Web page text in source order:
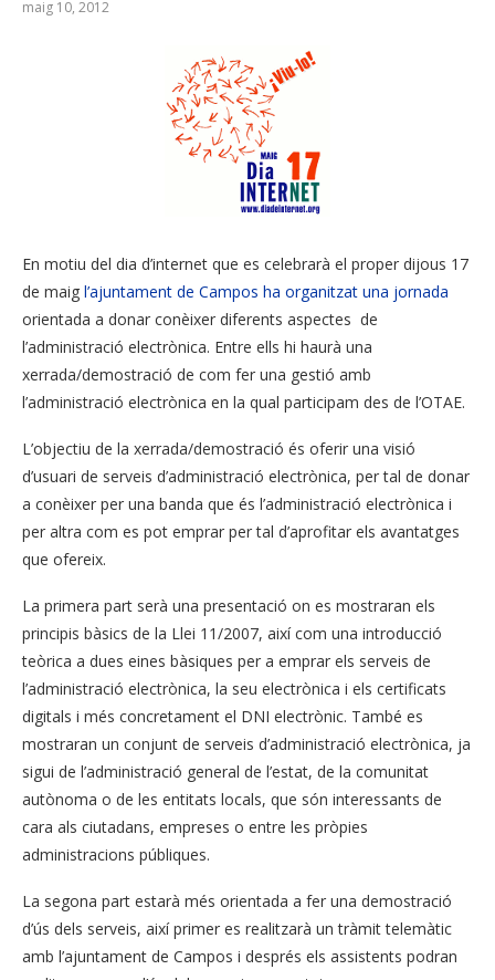
maig 10, 2012
En motiu del dia d’internet que es celebrarà el proper dijous 17
de maig l’ajuntament de Campos ha organitzat una jornada
orientada a donar conèixer diferents aspectes de
l’administració electrònica. Entre ells hi haurà una
xerrada/demostració de com fer una gestió amb
l’administració electrònica en la qual participam des de l’OTAE.
L’objectiu de la xerrada/demostració és oferir una visió
d’usuari de serveis d’administració electrònica, per tal de donar
a conèixer per una banda que és l’administració electrònica i
per altra com es pot emprar per tal d’aprofitar els avantatges
que ofereix.
La primera part serà una presentació on es mostraran els
principis bàsics de la Llei 11/2007, així com una introducció
teòrica a dues eines bàsiques per a emprar els serveis de
l’administració electrònica, la seu electrònica i els certificats
digitals i més concretament el DNI electrònic. També es
mostraran un conjunt de serveis d’administració electrònica, ja
sigui de l’administració general de l’estat, de la comunitat
autònoma o de les entitats locals, que són interessants de
cara als ciutadans, empreses o entre les pròpies
administracions públiques.
La segona part estarà més orientada a fer una demostració
d’ús dels serveis, així primer es realitzarà un tràmit telemàtic
amb l’ajuntament de Campos i després els assistents podran